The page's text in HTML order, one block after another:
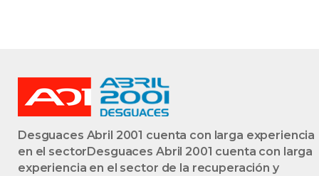
Desguaces Abril 2001 cuenta con larga experiencia
en el sectorDesguaces Abril 2001 cuenta con larga
experiencia en el sector de la recuperación y